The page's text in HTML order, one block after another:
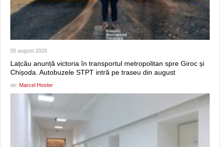
05 august 2026
Lațcău anunță victoria în transportul metropolitan spre Giroc și
Chișoda. Autobuzele STPT intră pe traseu din august
de: Marcel Hoster